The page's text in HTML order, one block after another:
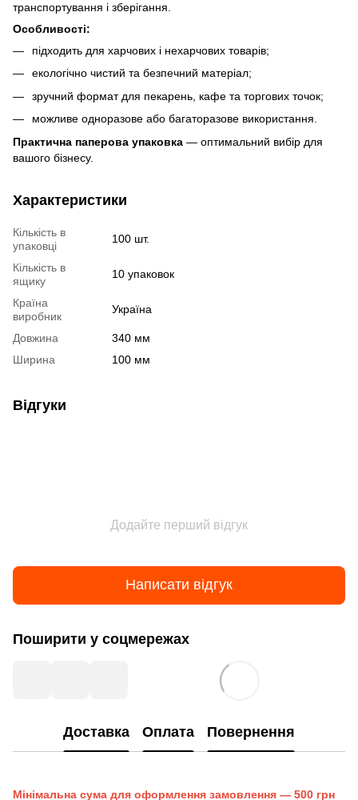
транспортування і зберігання.
Особливості:
підходить для харчових і нехарчових товарів;
екологічно чистий та безпечний матеріал;
зручний формат для пекарень, кафе та торгових точок;
можливе одноразове або багаторазове використання.
Практична паперова упаковка — оптимальний вибір для
вашого бізнесу.
Характеристики
Кількість в
упаковці
100 шт.
Кількість в
ящику
10 упаковок
Країна
виробник
Україна
Довжина
340 мм
Ширина
100 мм
Відгуки
Додайте перший відгук
Написати відгук
Поширити у соцмережах
Доставка Оплата Повернення
Мінімальна сума для оформлення замовлення — 500 грн